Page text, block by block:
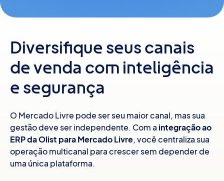
Diversifique seus canais
de venda com inteligência
e segurança
O Mercado Livre pode ser seu maior canal, mas sua
gestão deve ser independente. Com a integração ao
ERP da Olist para Mercado Livre, você centraliza sua
operação multicanal para crescer sem depender de
uma única plataforma.